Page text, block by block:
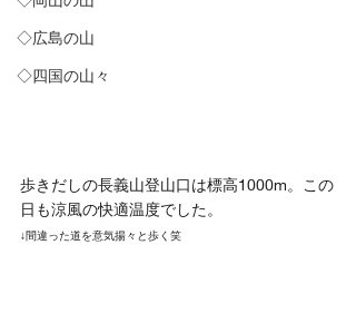
◇広島の山
◇四国の山々
歩きだしの長義山登山口は標高1000m。この
日も涼風の快適温度でした。
↓間違った道を意気揚々と歩く笑